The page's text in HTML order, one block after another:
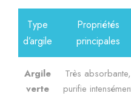
Type
d’argile
Propriétés
principales
Argile
verte
Très absorbante,
purifie